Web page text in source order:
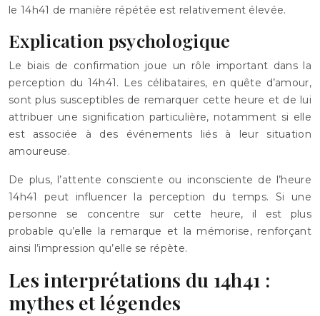
le 14h41 de manière répétée est relativement élevée.
Explication psychologique
Le biais de confirmation joue un rôle important dans la
perception du 14h41. Les célibataires, en quête d’amour,
sont plus susceptibles de remarquer cette heure et de lui
attribuer une signification particulière, notamment si elle
est associée à des événements liés à leur situation
amoureuse.
De plus, l’attente consciente ou inconsciente de l’heure
14h41 peut influencer la perception du temps. Si une
personne se concentre sur cette heure, il est plus
probable qu’elle la remarque et la mémorise, renforçant
ainsi l’impression qu’elle se répète.
Les interprétations du 14h41 :
mythes et légendes